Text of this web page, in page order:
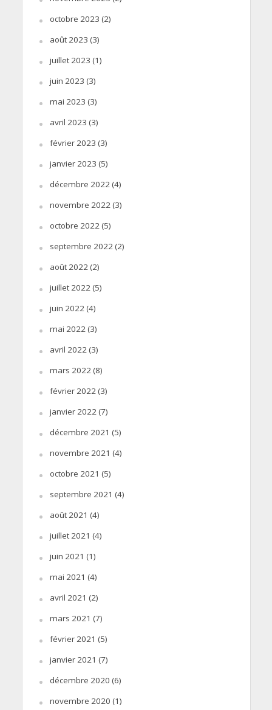
octobre 2023 (2)
août 2023 (3)
juillet 2023 (1)
juin 2023 (3)
mai 2023 (3)
avril 2023 (3)
février 2023 (3)
janvier 2023 (5)
décembre 2022(4)
novembre 2022(3)
octobre 2022(5)
septembre 2022(2)
août 2022(2)
juillet 2022(5)
juin 2022(4)
mai 2022(3)
avril 2022(3)
mars 2022(8)
février 2022(3)
janvier 2022(7)
décembre 2021 (5)
novembre 2021 (4)
octobre 2021 (5)
septembre 2021 (4)
août 2021 (4)
juillet 2021 (4)
juin 2021 (1)
mai 2021 (4)
avril 2021 (2)
mars 2021 (7)
février 2021 (5)
janvier 2021 (7)
décembre 2020 (6)
novembre 2020 (1)